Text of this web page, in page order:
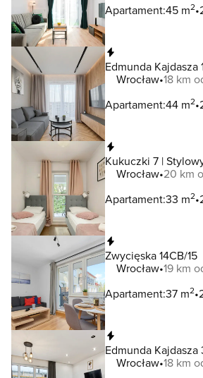
Apartament:45 m2
Edmunda Kajdasza
Wrocław 18 km
Apartament:44 m2
Kukuczki 7 |
Wrocław 20 km
Apartament:33 m2
Zwycięska 14CB/15
Wrocław 19 km
Apartament:37 m2
Edmunda
Wrocław 18 km